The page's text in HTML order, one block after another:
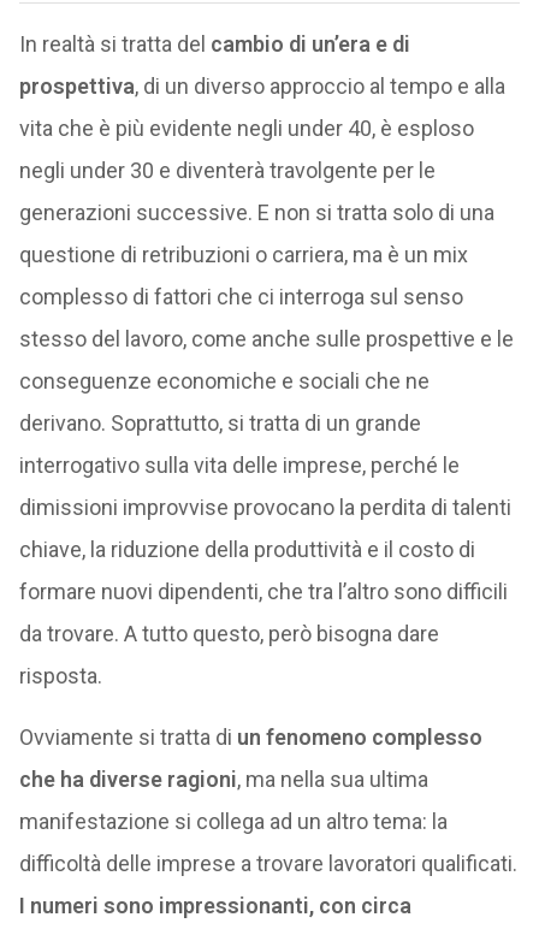
In realtà si tratta del cambio di un’era e di
prospettiva, di un diverso approccio al tempo e alla
vita che è più evidente negli under 40, è esploso
negli under 30 e diventerà travolgente per le
generazioni successive. E non si tratta solo di una
questione di retribuzioni o carriera, ma è un mix
complesso di fattori che ci interroga sul senso
stesso del lavoro, come anche sulle prospettive e le
conseguenze economiche e sociali che ne
derivano. Soprattutto, si tratta di un grande
interrogativo sulla vita delle imprese, perché le
dimissioni improvvise provocano la perdita di talenti
chiave, la riduzione della produttività e il costo di
formare nuovi dipendenti, che tra l’altro sono difficili
da trovare. A tutto questo, però bisogna dare
risposta.
Ovviamente si tratta di un fenomeno complesso
che ha diverse ragioni, ma nella sua ultima
manifestazione si collega ad un altro tema: la
difficoltà delle imprese a trovare lavoratori qualificati.
I numeri sono impressionanti, con circa